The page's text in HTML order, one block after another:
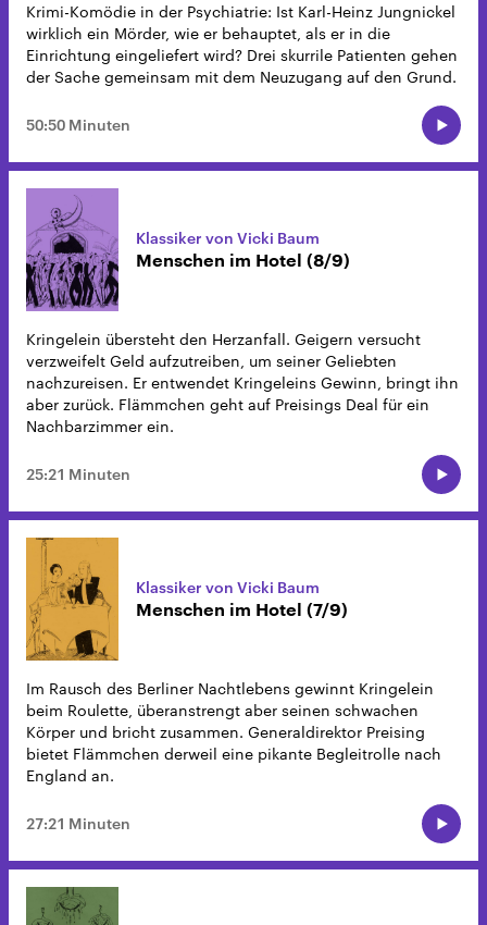
Krimi-Komödie in der Psychiatrie: Ist Karl-Heinz Jungnickel
wirklich ein Mörder, wie er behauptet, als er in die
Einrichtung eingeliefert wird? Drei skurrile Patienten gehen
der Sache gemeinsam mit dem Neuzugang auf den Grund.
50:50 Minuten
Klassiker von Vicki Baum
Menschen im Hotel (8/9)
Kringelein übersteht den Herzanfall. Geigern versucht
verzweifelt Geld aufzutreiben, um seiner Geliebten
nachzureisen. Er entwendet Kringeleins Gewinn, bringt ihn
aber zurück. Flämmchen geht auf Preisings Deal für ein
Nachbarzimmer ein.
25:21 Minuten
Klassiker von Vicki Baum
Menschen im Hotel (7/9)
Im Rausch des Berliner Nachtlebens gewinnt Kringelein
beim Roulette, überanstrengt aber seinen schwachen
Körper und bricht zusammen. Generaldirektor Preising
bietet Flämmchen derweil eine pikante Begleitrolle nach
England an.
27:21 Minuten